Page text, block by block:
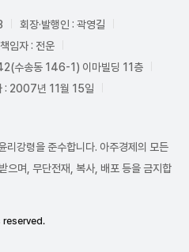
회장·발행인 : 곽영길
임자 : 전운
수송동 146-1) 이마빌딩 11층
: 2007년 11월 15일
리강령을 준수합니다. 아주경제의 모든
으며, 무단전재, 복사, 배포 등을 금지합